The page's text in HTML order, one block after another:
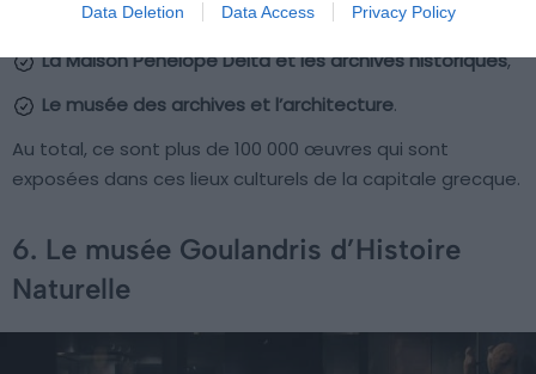
Data Deletion Data Access Privacy Policy
Le studio Yannis Pappas
La Maison Pénélope Delta et les archives historiques,
Le musée des archives et l’architecture.
Au total, ce sont plus de 100 000 œuvres qui sont
exposées dans ces lieux culturels de la capitale grecque.
6. Le musée Goulandris d’Histoire
Naturelle